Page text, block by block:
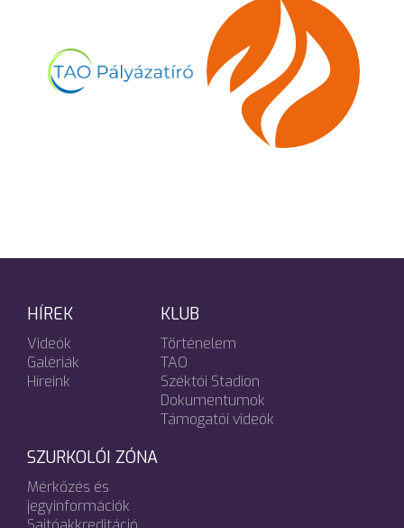
HÍREK
Videók
Galériák
Híreink
KLUB
Történelem
TAO
Széktói Stadion
Dokumentumok
Támogatói videók
SZURKOLÓI ZÓNA
Mérkőzés és
jegyinformációk